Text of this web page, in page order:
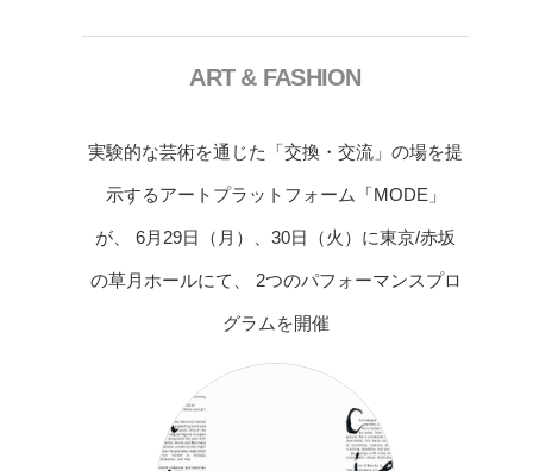
ART & FASHION
実験的な芸術を通じた「交換・交流」の場を提
示するアートプラットフォーム「MODE」
が、 6月29日（月）、30日（火）に東京/赤坂
の草月ホールにて、 2つのパフォーマンスプロ
グラムを開催